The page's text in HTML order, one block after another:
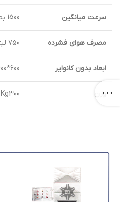
سرعت ميانگين 1500 بطري يك ليتري در ساعت
مصرف هواي فشرده 750 ليتر در ساعت
ابعاد بدون كانواير 600*600*1800
وزن Kg300